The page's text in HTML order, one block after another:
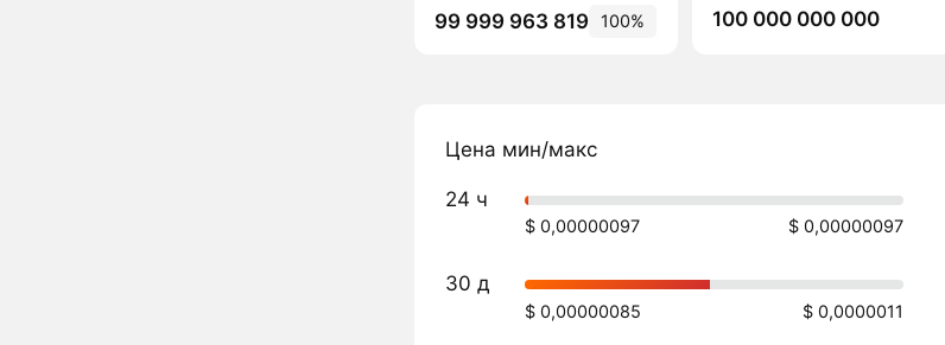
99 999 963 819
100%
100 000 000 000
Цена мин/макс
24 ч
$ 0,00000097 $ 0,00000097
30 д
$ 0,00000085 $ 0,0000011